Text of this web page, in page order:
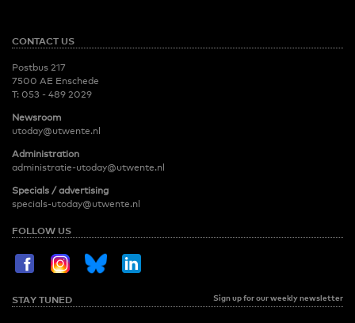
CONTACT US
Postbus 217
7500 AE Enschede
T: 053 - 489 2029
Newsroom
utoday@utwente.nl
Administration
administratie-utoday@utwente.nl
Specials / advertising
specials-utoday@utwente.nl
FOLLOW US
STAY TUNED Sign up for our weekly newsletter